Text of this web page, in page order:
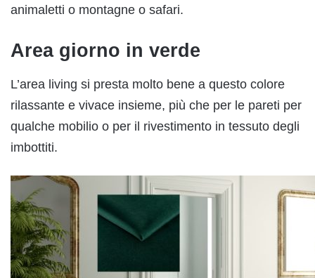
animaletti o montagne o safari.
Area giorno in verde
L’area living si presta molto bene a questo colore
rilassante e vivace insieme, più che per le pareti per
qualche mobilio o per il rivestimento in tessuto degli
imbottiti.